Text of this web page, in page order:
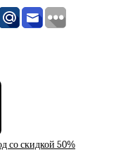
со скидкой 50%